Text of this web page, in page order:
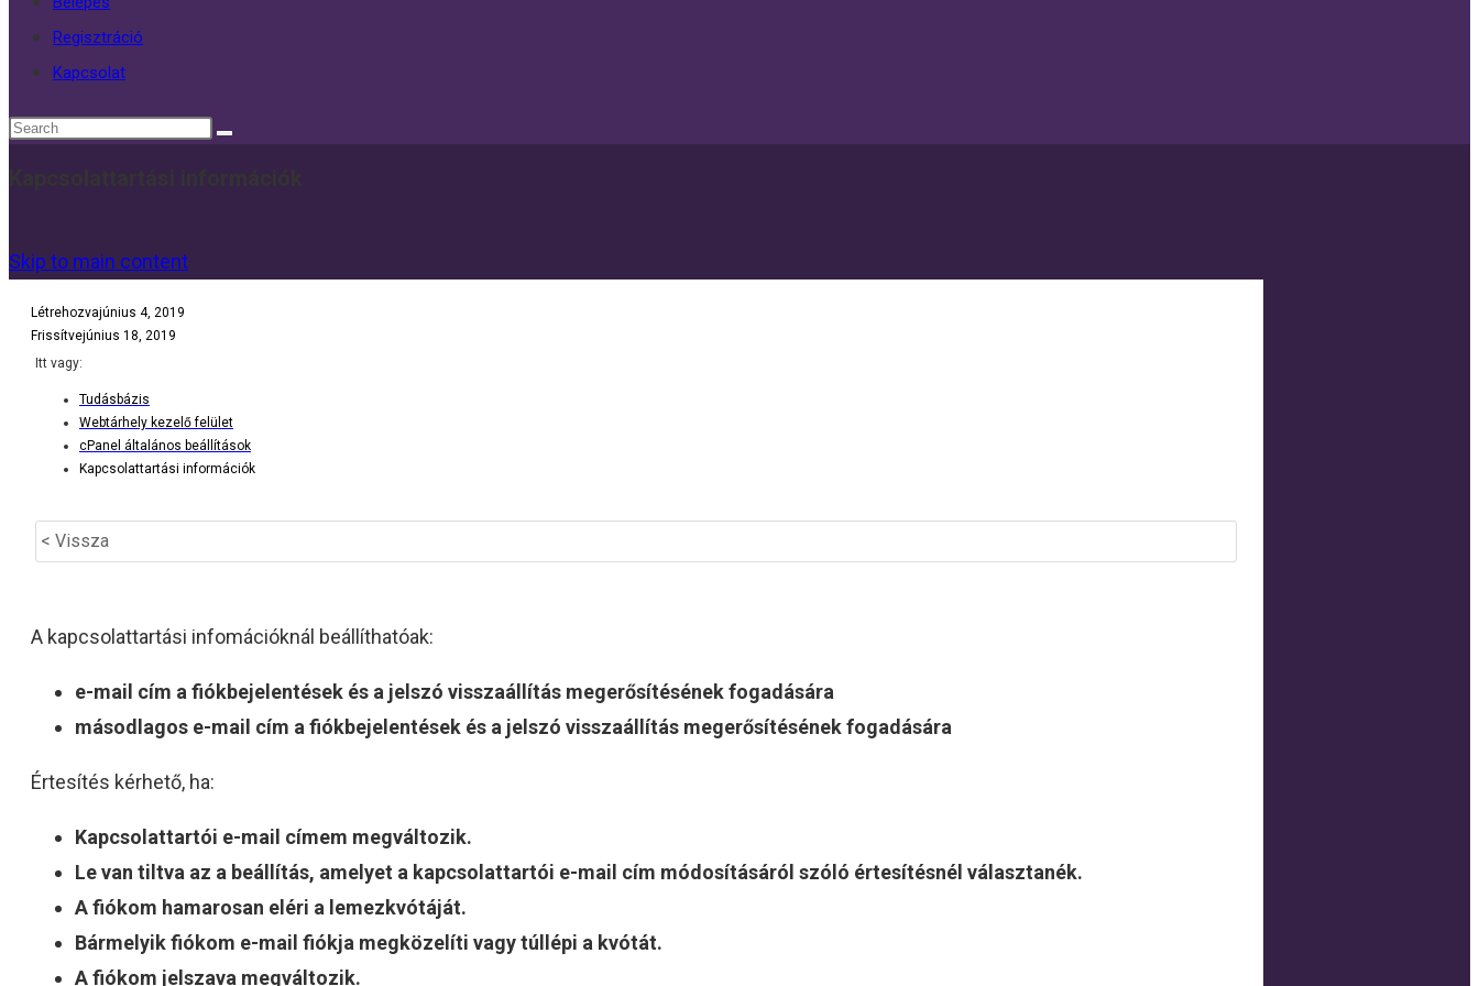
Regisztráció
Kapcsolat
Skip to main content
Létrehozvajúnius 4, 2019
Frissítvejúnius 18, 2019
Itt vagy:
Tudásbázis
Webtárhely kezelő felület
cPanel általános beállítások
Kapcsolattartási információk
< Vissza
A kapcsolattartási infomációknál beállíthatóak:
e-mail cím a fiókbejelentések és a jelszó visszaállítás megerősítésének fogadására
másodlagos e-mail cím a fiókbejelentések és a jelszó visszaállítás megerősítésének fogadására
Értesítés kérhető, ha:
Kapcsolattartói e-mail címem megváltozik.
Le van tiltva az a beállítás, amelyet a kapcsolattartói e-mail cím módosításáról szóló értesítésnél választanék.
A fiókom hamarosan eléri a lemezkvótáját.
Bármelyik fiókom e-mail fiókja megközelíti vagy túllépi a kvótát.
A fiókom jelszava megváltozik.